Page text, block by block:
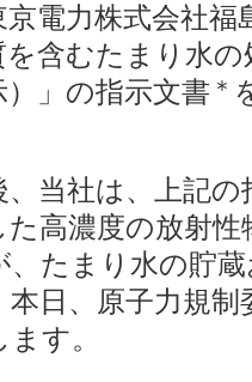
京電力株式会社
を含むたまり水
）」の指示文書 ＊
当社は、上記の
た高濃度の放射
、たまり水の貯
本日、原子力規
す。